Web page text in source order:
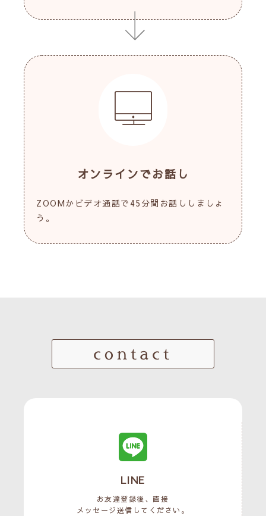
オンラインでお話し
ZOOMかビデオ通話で45分間お話ししましょ
う。
contact
LINE
お友達登録後、直接
メッセージ送信してください。